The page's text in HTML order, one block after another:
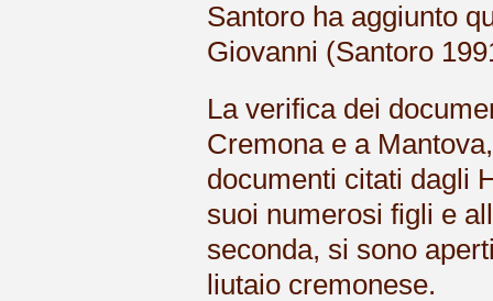
Santoro ha aggiunto
Giovanni (Santoro
La verifica dei
Cremona e a
documenti citati dagli
suoi numerosi figli e
seconda, si sono
liutaio cremonese.